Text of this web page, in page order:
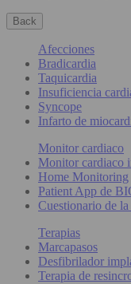
Back
Afecciones
Bradicardia
Taquicardia
Insuficiencia
Syncope
Infarto de
Monitor cardiaco
Monitor cardiaco
Home Monitoring
Patient App de
Cuestionario de
Terapias
Marcapasos
Desfibrilador
Terapia de